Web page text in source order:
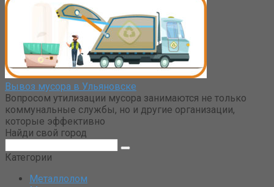
Вывоз мусора в Ульяновске
Вопросом утилизации мусора занимаются не только
коммунальные службы, но и другие организации,
которые эффективно
Найди свой город
Категории
Металлолом